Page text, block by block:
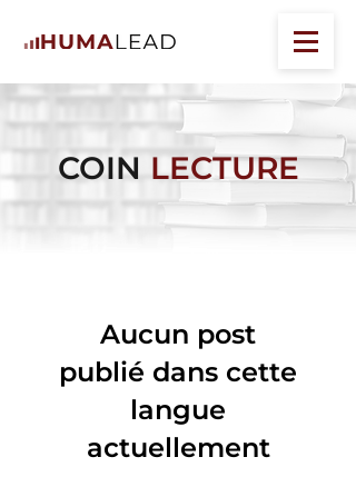
COIN LECTURE
Aucun post
publié dans cette
langue
actuellement